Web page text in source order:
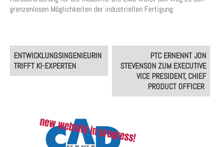
grenzenlosen Möglichkeiten der industriellen Fertigung.
Post
navigation
ENTWICKLUNGSINGENIEURIN
TRIFFT KI-EXPERTEN
PTC ERNENNT JON
STEVENSON ZUM EXECUTIVE
VICE PRESIDENT, CHIEF
PRODUCT OFFICER